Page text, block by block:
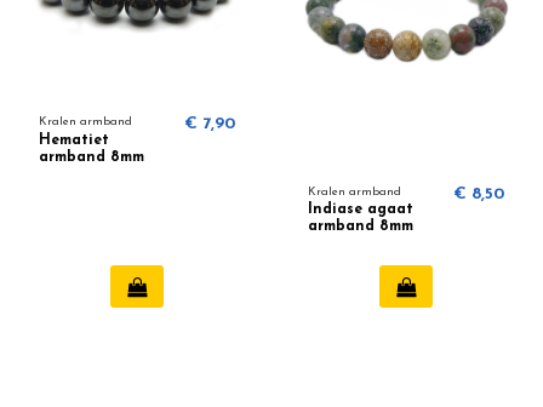
Kralen armband
Hematiet
armband 8mm
€ 7,90
Kralen armband
Indiase agaat
armband 8mm
€ 8,50